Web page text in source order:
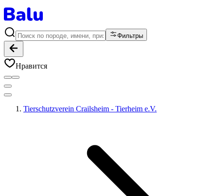
Фильтры
Нравится
Tierschutzverein Crailsheim - Tierheim e.V.